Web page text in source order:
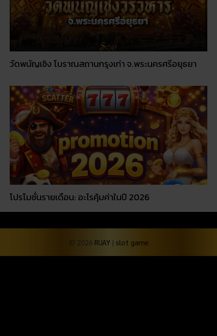
วัดพนัญเชิง โบราณสถานกรุงเก่า จ.พระนครศรีอยุธยา
โปรโมชั่นรายเดือน: อะไรคุ้มค่าในปี 2026
© 2026 RUAY | slot game